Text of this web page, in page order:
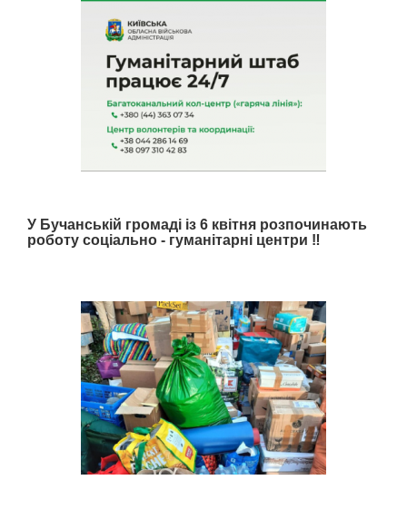
У Бучанській громаді із 6 квітня розпочинають
роботу соціально - гуманітарні центри ‼️